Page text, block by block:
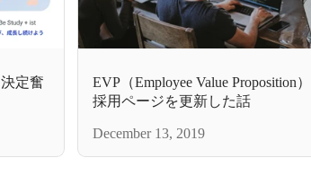
定奮
EVP（Employee Value Proposition
採用ページを更新した話
December 13, 2019